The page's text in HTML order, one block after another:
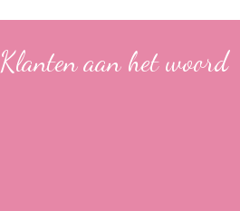
Klanten aan het woord